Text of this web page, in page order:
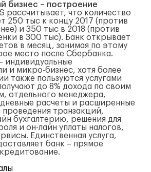
бизнес – построение
рассчитывает, что количество
250 тыс к концу 2017 (против
и 350 тыс в 2018 (против
в 300 тыс). Банк открывает
в месяц, занимая по этому
место после Сбербанка.
индивидуальные
и микро-бизнес, хотя более
также пользуются услугами
до 8% дохода по своим
отдельного менеджера,
расчеты и расширенные
транзакций,
бухгалтерию, решения для
и он-лайн уплаты налогов,
Единственная услуга,
банк – прямое